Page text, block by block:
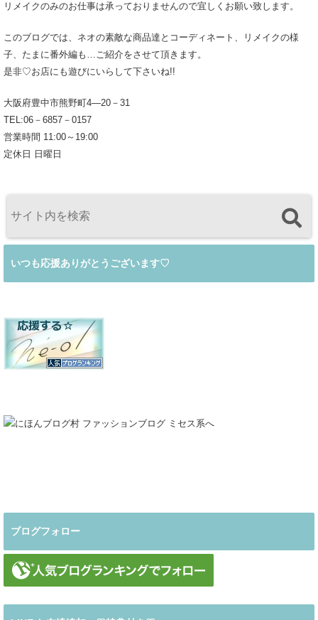
リメイクのみのお仕事は承っておりませんので宜しくお願い致します。
このブログでは、ネオの素敵な商品達とコーディネート、リメイクの様
子、たまに番外編も…ご紹介をさせて頂きます。
是非♡お店にも遊びにいらして下さいね!!
大阪府豊中市熊野町4―20－31
TEL:06－6857－0157
営業時間 11:00～19:00
定休日 日曜日
いつも応援ありがとうございます♡
ブログフォロー